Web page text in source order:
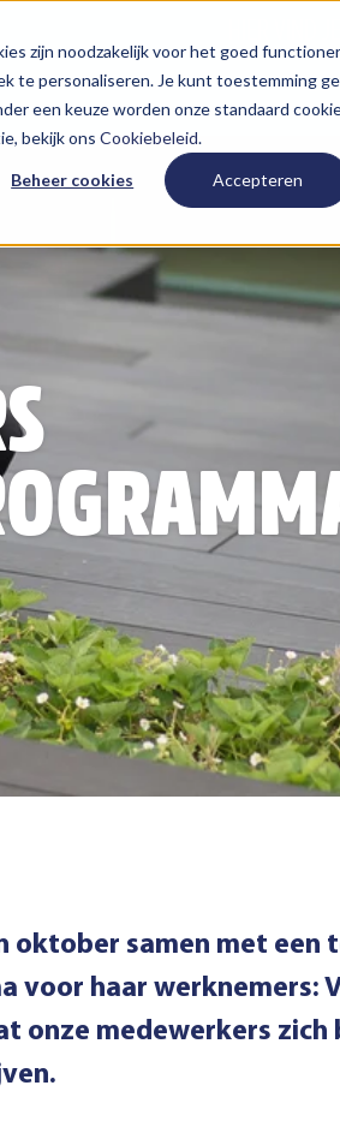
zijn noodzakelijk voor het goed
personaliseren. Je kunt toestemming
een keuze worden onze standaard
bekijk ons Cookiebeleid.
Beheer cookies Accepteren
oktober samen met een
voor haar werknemers:
onze medewerkers